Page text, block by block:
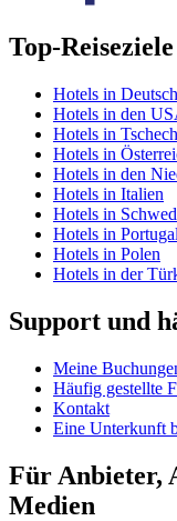
Top-Reiseziele
Hotels in
Hotels in den
Hotels in
Hotels in
Hotels in den
Hotels in Italien
Hotels in
Hotels in Portugal
Hotels in Polen
Hotels in der
Support und
Meine
Häufig gestellte
Kontakt
Eine Unterkunft
Für Anbieter,
Medien